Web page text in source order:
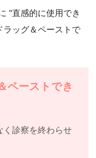
"直感的に使用でき
ラッグ＆ペーストで
ペーストでき
く診察を終わらせ